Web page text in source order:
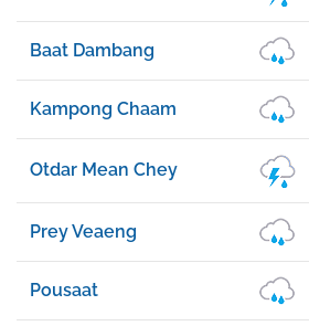
Baat Dambang
Kampong Chaam
Otdar Mean Chey
Prey Veaeng
Pousaat